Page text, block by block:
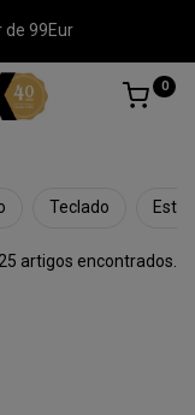
de 99Eur
0
Teclado
artigos encontrados.